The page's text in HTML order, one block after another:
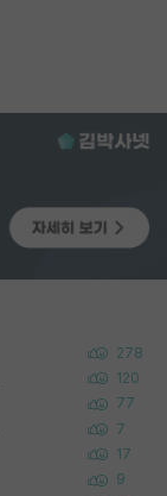
278
120
77
7
17
9